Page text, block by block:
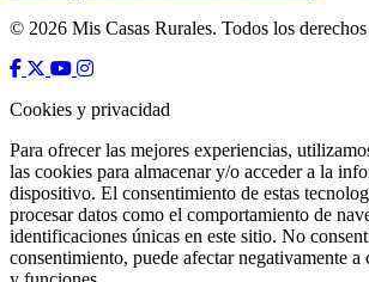
© 2026 Mis Casas Rurales. Todos los derechos
Cookies y privacidad
Para ofrecer las mejores experiencias,
las cookies para almacenar y/o acceder a la
dispositivo. El consentimiento de estas
procesar datos como el comportamiento de
identificaciones únicas en este sitio. No
consentimiento, puede afectar negativamente a